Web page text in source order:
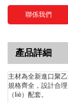
聯係我們
產品詳細
主材為全新進口聚
規格齊全，設計合
（liè）配套。